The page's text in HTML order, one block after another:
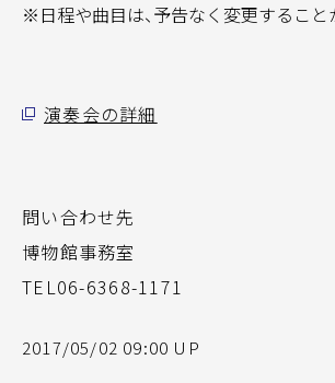
※日程や曲目は、予告なく変更すること
演奏会の詳細
問い合わせ先
博物館事務室
TEL06-6368-1171
2017/05/02 09:00 UP